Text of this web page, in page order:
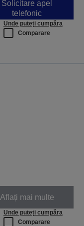
Solicitare apel
telefonic
Unde puteți cumpăra
Comparare
Aflați mai multe
Unde puteți cumpăra
Comparare